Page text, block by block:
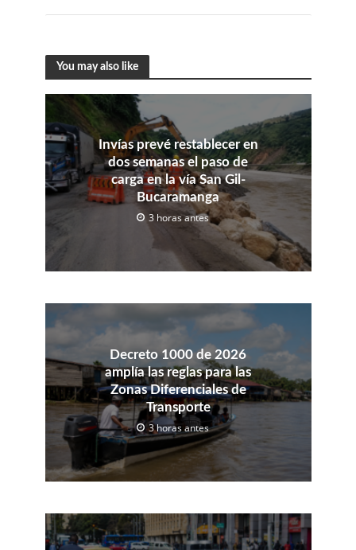
You may also like
Invías prevé restablecer en
dos semanas el paso de
carga en la vía San Gil-
Bucaramanga
3 horas antes
Decreto 1000 de 2026
amplía las reglas para las
Zonas Diferenciales de
Transporte
3 horas antes